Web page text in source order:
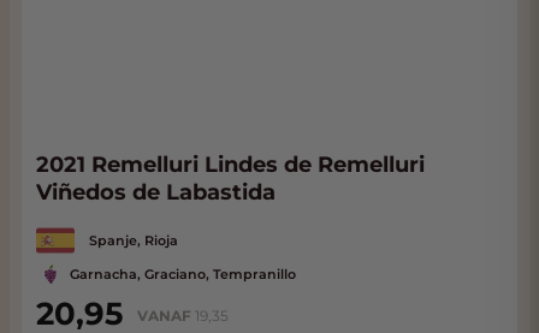
2021 Remelluri Lindes de Remelluri
Viñedos de Labastida
Spanje, Rioja
Garnacha, Graciano, Tempranillo
20,95 VANAF 19,35